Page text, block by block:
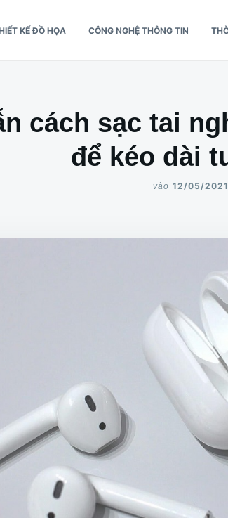
KẾ ĐỒ HỌA CÔNG NGHỆ THÔNG TIN
cách sạc tai
để kéo dài
vào 12/05/2021